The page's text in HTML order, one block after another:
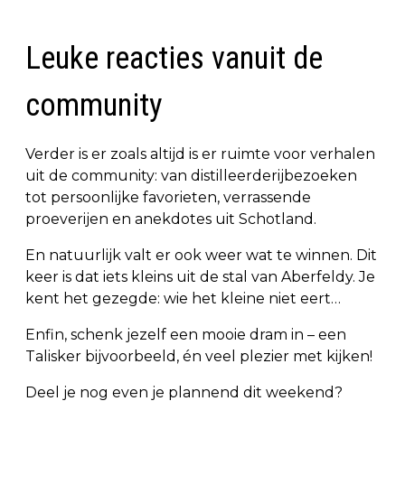
Leuke reacties vanuit de
community
Verder is er zoals altijd is er ruimte voor verhalen
uit de community: van distilleerderijbezoeken
tot persoonlijke favorieten, verrassende
proeverijen en anekdotes uit Schotland.
En natuurlijk valt er ook weer wat te winnen. Dit
keer is dat iets kleins uit de stal van Aberfeldy. Je
kent het gezegde: wie het kleine niet eert…
Enfin, schenk jezelf een mooie dram in – een
Talisker bijvoorbeeld, én veel plezier met kijken!
Deel je nog even je plannend dit weekend?